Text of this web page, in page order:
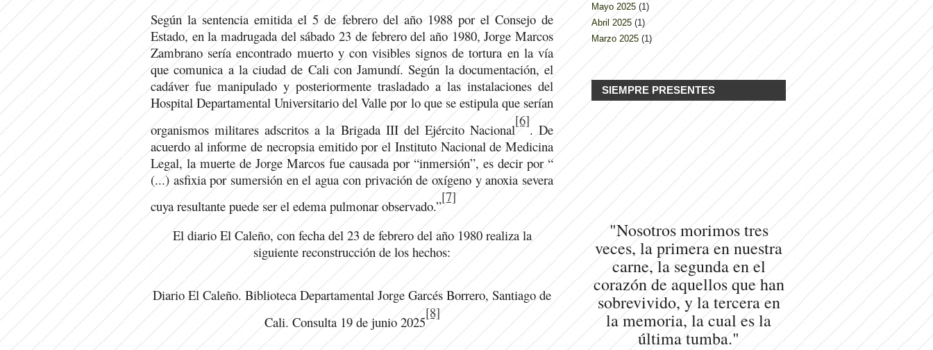
Según la sentencia emitida el 5 de febrero del año 1988 por el Consejo de
Estado, en la madrugada del sábado 23 de febrero del año 1980, Jorge Marcos
Zambrano sería encontrado muerto y con visibles signos de tortura en la vía
que comunica a la ciudad de Cali con Jamundí. Según la documentación, el
cadáver fue manipulado y posteriormente trasladado a las instalaciones del
Hospital Departamental Universitario del Valle por lo que se estipula que serían
organismos militares adscritos a la Brigada III del Ejército Nacional
[6]
. De
acuerdo al informe de necropsia emitido por el Instituto Nacional de Medicina
Legal, la muerte de Jorge Marcos fue causada por “inmersión”, es decir por “
(...) asfixia por sumersión en el agua con privación de oxígeno y anoxia severa
cuya resultante puede ser el edema pulmonar observado.”
[7]
El diario El Caleño, con fecha del 23 de febrero del año 1980 realiza la
siguiente reconstrucción de los hechos:
Diario El Caleño. Biblioteca Departamental Jorge Garcés Borrero, Santiago de
Cali. Consulta 19 de junio 2025
[8]
Mayo 2025 (1)
Abril 2025 (1)
Marzo 2025 (1)
SIEMPRE PRESENTES
"Nosotros morimos tres
veces, la primera en nuestra
carne, la segunda en el
corazón de aquellos que han
sobrevivido, y la tercera en
la memoria, la cual es la
última tumba."